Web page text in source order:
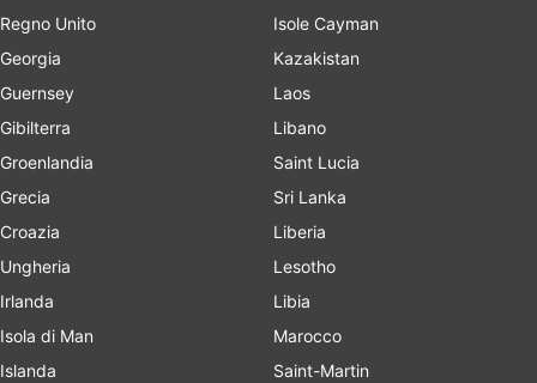
Regno Unito
Georgia
Guernsey
Gibilterra
Groenlandia
Grecia
Croazia
Ungheria
Irlanda
Isola di Man
Islanda
Isole Cayman
Kazakistan
Laos
Libano
Saint Lucia
Sri Lanka
Liberia
Lesotho
Libia
Marocco
Saint-Martin